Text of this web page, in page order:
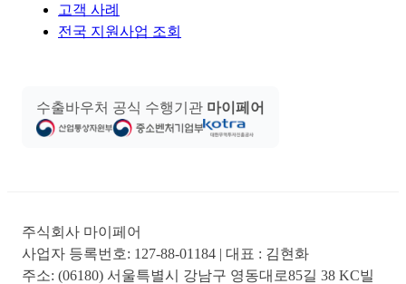
고객 사례
전국 지원사업 조회
수출바우처 공식 수행기관 마이페어
주식회사 마이페어
사업자 등록번호: 127-88-01184 | 대표 : 김현화
주소: (06180) 서울특별시 강남구 영동대로85길 38 KC빌